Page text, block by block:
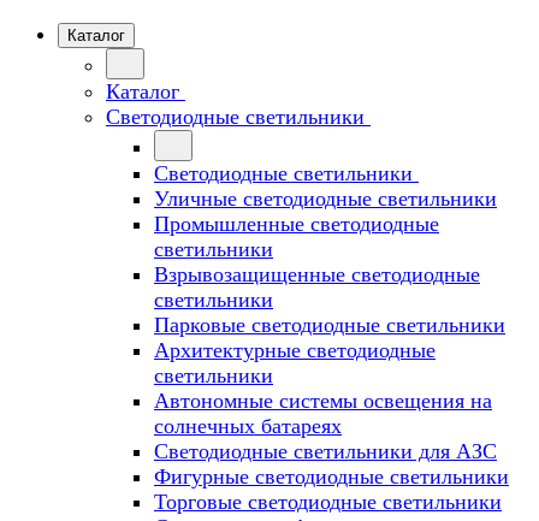
Каталог
Каталог
Светодиодные светильники
Светодиодные светильники
Уличные светодиодные светильники
Промышленные светодиодные
светильники
Взрывозащищенные светодиодные
светильники
Парковые светодиодные светильники
Архитектурные светодиодные
светильники
Автономные системы освещения на
солнечных батареях
Светодиодные светильники для АЗС
Фигурные светодиодные светильники
Торговые светодиодные светильники